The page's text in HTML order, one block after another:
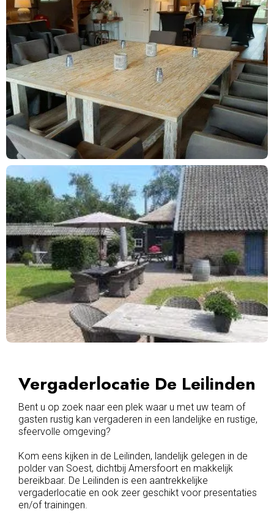
Vergaderlocatie De Leilinden
Bent u op zoek naar een plek waar u met uw team of
gasten rustig kan vergaderen in een landelijke en rustige,
sfeervolle omgeving?
Kom eens kijken in de Leilinden, landelijk gelegen in de
polder van Soest, dichtbij Amersfoort en makkelijk
bereikbaar. De Leilinden is een aantrekkelijke
vergaderlocatie en ook zeer geschikt voor presentaties
en/of trainingen.